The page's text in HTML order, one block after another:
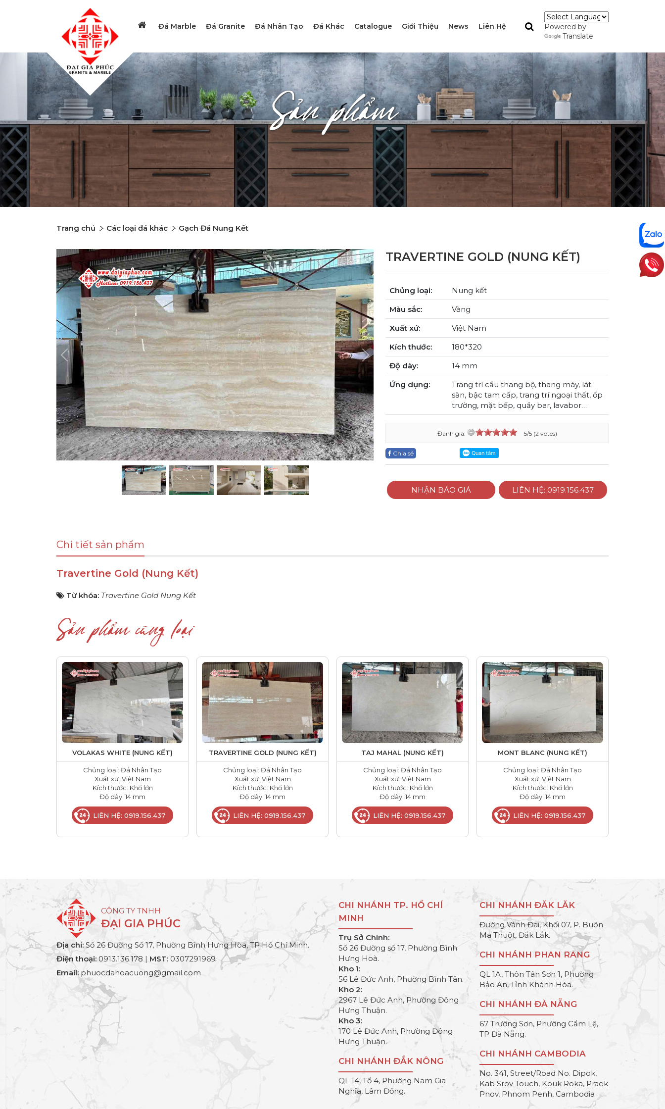
Đá Marble Đá Granite Đá Nhân Tạo Đá Khác Catalogue Giới Thiệu News Liên Hệ
Powered by
Translate
Sản phẩm
Trang chủ Các loại đá khác Gạch Đá Nung Kết
Previous Next
TRAVERTINE GOLD (NUNG KẾT)
Chủng loại:
Nung kết
Màu sắc:
Vàng
Xuất xứ:
Việt Nam
Kích thước:
180*320
Độ dày:
14 mm
Ứng dụng:
Trang trí cầu thang bộ, thang máy, lát
sàn, bậc tam cấp, trang trí ngoại thất, ốp
trường, mặt bếp, quầy bar, lavabor…
Đánh giá: 5/5 (2 votes)
Chia sẻ
NHẬN BÁO GIÁ LIÊN HỆ: 0919.156.437
Chi tiết sản phẩm
Travertine Gold (Nung Kết)
Từ khóa: Travertine Gold Nung Kết
Sản phẩm cùng loại
VOLAKAS WHITE (NUNG KẾT)
Chủng loại: Đá Nhân Tạo
Xuất xứ: Việt Nam
Kích thước: Khổ lớn
Độ dày: 14 mm
LIÊN HỆ: 0919.156.437
TRAVERTINE GOLD (NUNG KẾT)
Chủng loại: Đá Nhân Tạo
Xuất xứ: Việt Nam
Kích thước: Khổ lớn
Độ dày: 14 mm
LIÊN HỆ: 0919.156.437
TAJ MAHAL (NUNG KẾT)
Chủng loại: Đá Nhân Tạo
Xuất xứ: Việt Nam
Kích thước: Khổ lớn
Độ dày: 14 mm
LIÊN HỆ: 0919.156.437
MONT BLANC (NUNG KẾT)
Chủng loại: Đá Nhân Tạo
Xuất xứ: Việt Nam
Kích thước: Khổ lớn
Độ dày: 14 mm
LIÊN HỆ: 0919.156.437
CÔNG TY TNHH
ĐẠI GIA PHÚC
Địa chỉ: Số 26 Đường Số 17, Phường Bình Hưng Hòa, TP Hồ Chí Minh.
Điện thoại: 0913.136.178 | MST: 0307291969
Email: phuocdahoacuong@gmail.com
CHI NHÁNH TP. HỒ CHÍ
MINH
Trụ Sở Chính:
Số 26 Đường số 17, Phường Bình
Hưng Hoà.
Kho 1:
56 Lê Đức Anh, Phường Bình Tân.
Kho 2:
2967 Lê Đức Anh, Phường Đông
Hưng Thuận.
Kho 3:
170 Lê Đức Anh, Phường Đông
Hưng Thuận.
CHI NHÁNH ĐẮK NÔNG
QL 14, Tổ 4, Phường Nam Gia
Nghĩa, Lâm Đồng.
CHI NHÁNH ĐĂK LĂK
Đường Vành Đai, Khối 07, P. Buôn
Ma Thuột, Đắk Lắk.
CHI NHÁNH PHAN RANG
QL 1A, Thôn Tân Sơn 1, Phường
Bảo An, Tỉnh Khánh Hòa.
CHI NHÁNH ĐÀ NẴNG
67 Trường Sơn, Phường Cẩm Lệ,
TP Đà Nẵng.
CHI NHÁNH CAMBODIA
No. 341, Street/Road No. Dipok,
Kab Srov Touch, Kouk Roka, Praek
Pnov, Phnom Penh, Cambodia